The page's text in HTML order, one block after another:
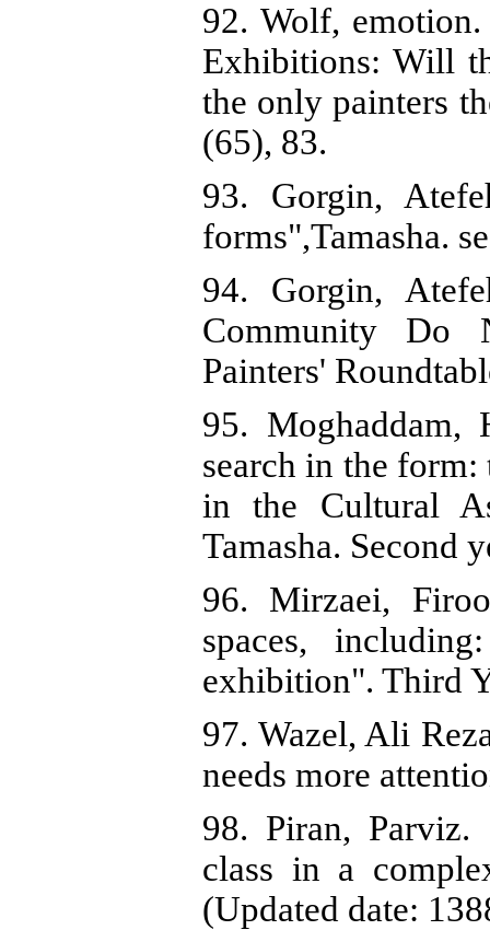
92. Wolf,
Exhibitions: Will
the only painters
(65), 83.
93. Gorgin,
forms",Tamasha.
94. Gorgin,
Community Do
Painters'
95. Moghaddam,
search in the
in the Cultural
Tamasha. Second
96. Mirzaei,
spaces,
exhibition". Third
97. Wazel, Ali
needs more
98. Piran,
class in a
(Updated date: